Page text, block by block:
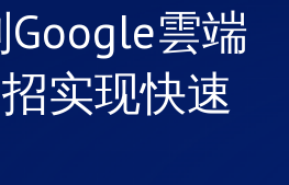
雲端
实现快速